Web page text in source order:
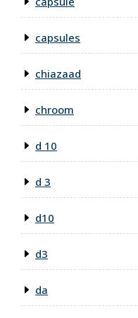
capsules
chiazaad
chroom
d 10
d 3
d10
d3
da